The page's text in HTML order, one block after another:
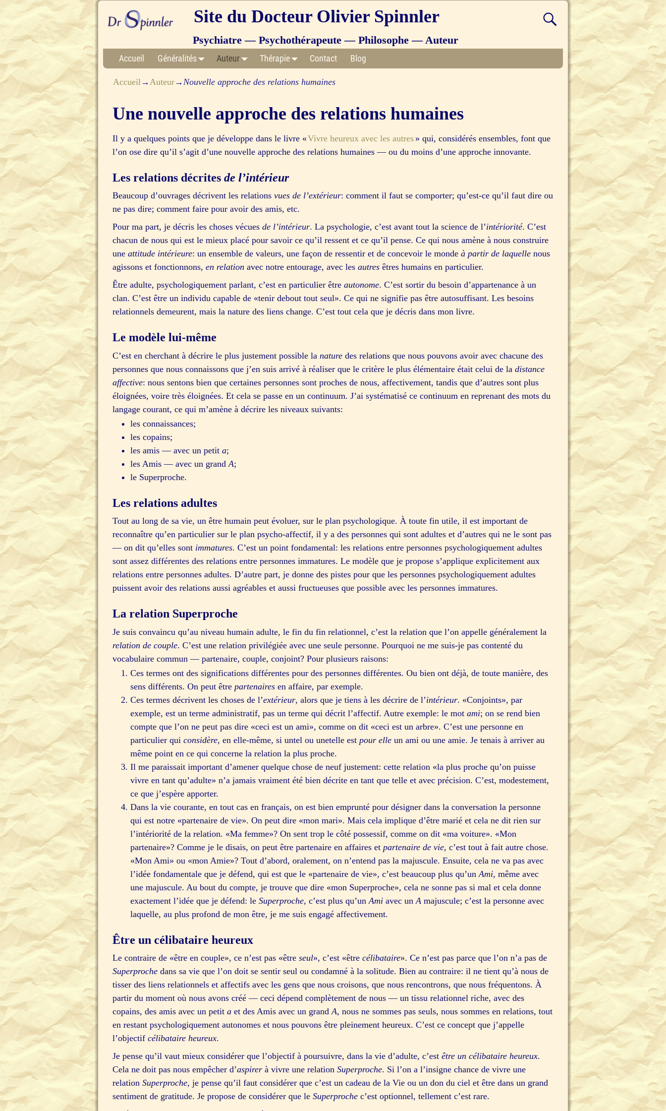
Site du Docteur Olivier Spinnler
Psychiatre — Psychothérapeute — Philosophe — Auteur
Accueil Généralités Auteur Thérapie Contact Blog
Accueil → Auteur→ Nouvelle approche des relations humaines
Une nouvelle approche des relations humaines
Il y a quelques points que je développe dans le livre «Vivre heureux avec les autres» qui, considérés ensembles, font que
l’on ose dire qu’il s’agit d’une nouvelle approche des relations humaines — ou du moins d’une approche innovante.
Les relations décrites de l’intérieur
Beaucoup d’ouvrages décrivent les relations vues de l’extérieur: comment il faut se comporter; qu’est-ce qu’il faut dire ou
ne pas dire; comment faire pour avoir des amis, etc.
Pour ma part, je décris les choses vécues de l’intérieur. La psychologie, c’est avant tout la science de l’intériorité. C’est
chacun de nous qui est le mieux placé pour savoir ce qu’il ressent et ce qu’il pense. Ce qui nous amène à nous construire
une attitude intérieure: un ensemble de valeurs, une façon de ressentir et de concevoir le monde à partir de laquellenous
agissons et fonctionnons, en relation avec notre entourage, avec les autresêtres humains en particulier.
Être adulte, psychologiquement parlant, c’est en particulier être autonome. C’est sortir du besoin d’appartenance à un
clan. C’est être un individu capable de «tenir debout tout seul». Ce qui ne signifie pas être autosuffisant. Les besoins
relationnels demeurent, mais la nature des liens change. C’est tout cela que je décris dans mon livre.
Le modèle lui-même
C’est en cherchant à décrire le plus justement possible la naturedes relations que nous pouvons avoir avec chacune des
personnes que nous connaissons que j’en suis arrivé à réaliser que le critère le plus élémentaire était celui de la distance
affective: nous sentons bien que certaines personnes sont proches de nous, affectivement, tandis que d’autres sont plus
éloignées, voire très éloignées. Et cela se passe en un continuum. J’ai systématisé ce continuum en reprenant des mots du
langage courant, ce qui m’amène à décrire les niveaux suivants:
les connaissances;
les copains;
les amis — avec un petit a;
les Amis — avec un grand A;
le Superproche.
Les relations adultes
Tout au long de sa vie, un être humain peut évoluer, sur le plan psychologique. À toute fin utile, il est important de
reconnaître qu’en particulier sur le plan psycho-affectif, il y a des personnes qui sont adultes et d’autres qui ne le sont pas
— on dit qu’elles sont immatures. C’est un point fondamental: les relations entre personnes psychologiquement adultes
sont assez différentes des relations entre personnes immatures. Le modèle que je propose s’applique explicitement aux
relations entre personnes adultes. D’autre part, je donne des pistes pour que les personnes psychologiquement adultes
puissent avoir des relations aussi agréables et aussi fructueuses que possible avec les personnes immatures.
La relation Superproche
Je suis convaincu qu’au niveau humain adulte, le fin du fin relationnel, c’est la relation que l’on appelle généralement la
relation de couple. C’est une relation privilégiée avec une seule personne. Pourquoi ne me suis-je pas contenté du
vocabulaire commun — partenaire, couple, conjoint? Pour plusieurs raisons:
Ces termes ont des significations différentes pour des personnes différentes. Ou bien ont déjà, de toute manière, des
sens différents. On peut être partenairesen affaire, par exemple.
Ces termes décrivent les choses de l’extérieur, alors que je tiens à les décrire de l’intérieur. «Conjoints», par
exemple, est un terme administratif, pas un terme qui décrit l’affectif. Autre exemple: le mot ami; on se rend bien
compte que l’on ne peut pas dire «ceci est un ami», comme on dit «ceci est un arbre». C’est une personne en
particulier qui considère, en elle-même, si untel ou unetelle est pour elleun ami ou une amie. Je tenais à arriver au
même point en ce qui concerne la relation la plus proche.
Il me paraissait important d’amener quelque chose de neuf justement: cette relation «la plus proche qu’on puisse
vivre en tant qu’adulte» n’a jamais vraiment été bien décrite en tant que telle et avec précision. C’est, modestement,
ce que j’espère apporter.
Dans la vie courante, en tout cas en français, on est bien emprunté pour désigner dans la conversation la personne
qui est notre «partenaire de vie». On peut dire «mon mari». Mais cela implique d’être marié et cela ne dit rien sur
l’intériorité de la relation. «Ma femme»? On sent trop le côté possessif, comme on dit «ma voiture». «Mon
partenaire»? Comme je le disais, on peut être partenaire en affaires et partenaire de vie, c’est tout à fait autre chose.
«Mon Ami» ou «mon Amie»? Tout d’abord, oralement, on n’entend pas la majuscule. Ensuite, cela ne va pas avec
l’idée fondamentale que je défend, qui est que le «partenaire de vie», c’est beaucoup plus qu’un Ami, même avec
une majuscule. Au bout du compte, je trouve que dire «mon Superproche», cela ne sonne pas si mal et cela donne
exactement l’idée que je défend: le Superproche, c’est plus qu’un Amiavec un A majuscule; c’est la personne avec
laquelle, au plus profond de mon être, je me suis engagé affectivement.
Être un célibataire heureux
Le contraire de «être en couple», ce n’est pas «être seul», c’est «être célibataire». Ce n’est pas parce que l’on n’a pas de
Superprochedans sa vie que l’on doit se sentir seul ou condamné à la solitude. Bien au contraire: il ne tient qu’à nous de
tisser des liens relationnels et affectifs avec les gens que nous croisons, que nous rencontrons, que nous fréquentons. À
partir du moment où nous avons créé — ceci dépend complètement de nous — un tissu relationnel riche, avec des
copains, des amis avec un petit aet des Amis avec un grandA, nous ne sommes pas seuls, nous sommes en relations, tout
en restant psychologiquement autonomes et nous pouvons être pleinement heureux. C’est ce concept que j’appelle
l’objectif célibataire heureux.
Je pense qu’il vaut mieux considérer que l’objectif à poursuivre, dans la vie d’adulte, c’est être un célibataire heureux.
Cela ne doit pas nous empêcher d’aspirerà vivre une relation Superproche. Si l’on a l’insigne chance de vivre une
relation Superproche, je pense qu’il faut considérer que c’est un cadeau de la Vie ou un don du ciel et être dans un grand
sentiment de gratitude. Je propose de considérer que le Superprochec’est optionnel, tellement c’est rare.